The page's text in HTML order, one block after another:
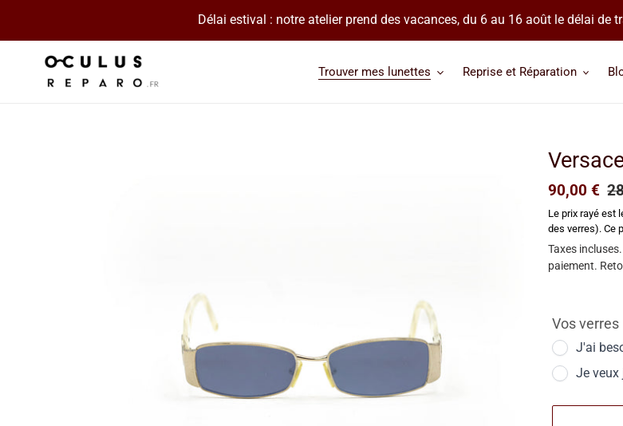
contenu
Délai estival : notre atelier prend des vacances, du 6 au 16 août le délai de
Trouver mes lunettes Reprise et Réparation
Prix
réduit
90,00 €
Le prix rayé est
des verres). Ce
Taxes
paiement.
Vos verres
J'ai
Je veux